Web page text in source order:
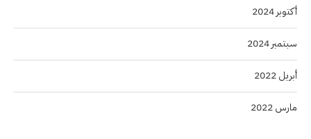
أكتوبر 2024
سبتمبر 2024
أبريل 2022
مارس 2022